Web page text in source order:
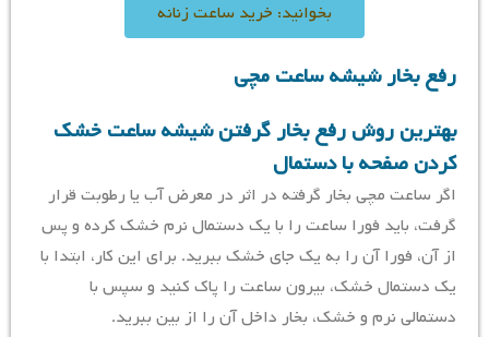
بخوانید: خرید ساعت زنانه
رفع بخار شیشه ساعت مچی
بهترین روش رفع بخار گرفتن شیشه ساعت خشک
کردن صفحه با دستمال
اگر ساعت مچی بخار گرفته در اثر در معرض آب یا رطوبت قرار
گرفت، باید فورا ساعت را با یک دستمال نرم خشک کرده و پس
از آن، فورا آن را به یک جای خشک ببرید. برای این کار، ابتدا با
یک دستمال خشک، بیرون ساعت را پاک کنید و سپس با
دستمالی نرم و خشک، بخار داخل آن را از بین ببرید.